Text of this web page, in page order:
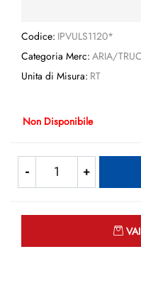
Codice: IPVULS1120*
Categoria Merc: ARIA/
Unita di Misura: RT
Non Disponibile